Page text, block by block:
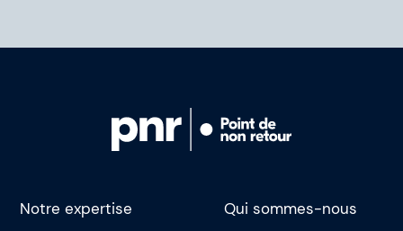
Notre expertise
Qui sommes-nous